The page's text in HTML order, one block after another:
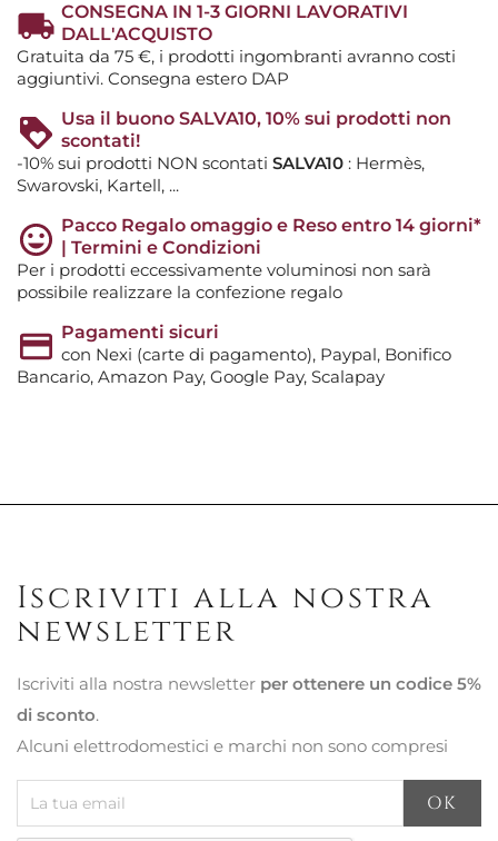
CONSEGNA IN 1-3 GIORNI LAVORATIVI
DALL'ACQUISTO
Gratuita da 75 €, i prodotti ingombranti avranno costi
aggiuntivi. Consegna estero DAP
Usa il buono SALVA10, 10% sui prodotti non
scontati!
-10% sui prodotti NON scontati SALVA10 : Hermès,
Swarovski, Kartell, ...
Pacco Regalo omaggio e Reso entro 14 giorni*
| Termini e Condizioni
Per i prodotti eccessivamente voluminosi non sarà
possibile realizzare la confezione regalo
Pagamenti sicuri
con Nexi (carte di pagamento), Paypal, Bonifico
Bancario, Amazon Pay, Google Pay, Scalapay
Iscriviti alla nostra
newsletter
Iscriviti alla nostra newsletter per ottenere un codice 5%
di sconto.
Alcuni elettrodomestici e marchi non sono compresi